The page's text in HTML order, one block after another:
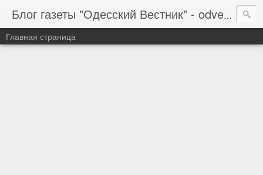
Блог газеты "Одесский Вестник" - odvestnik.com.ua, odvestnik.com
Главная страница